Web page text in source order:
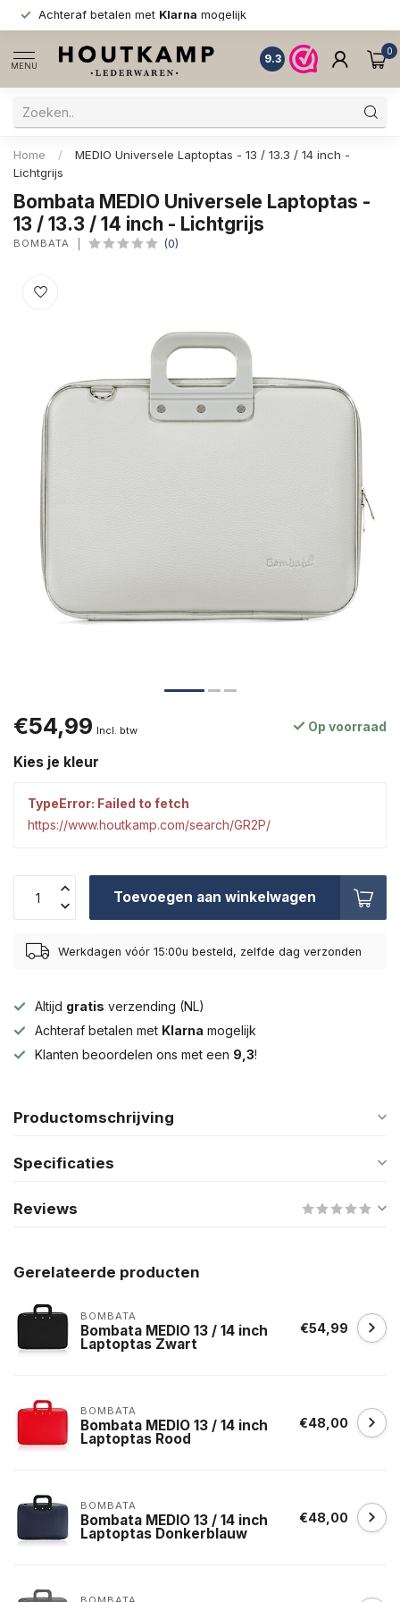
Achteraf betalen met Klarna mogelijk
MENU
9.3
0
Home /
MEDIO Universele Laptoptas - 13 / 13.3 / 14 inch -
Lichtgrijs
Bombata MEDIO Universele Laptoptas -
13 / 13.3 / 14 inch - Lichtgrijs
BOMBATA (0)
€54,99 Incl. btw Op voorraad
Kies je kleur
TypeError: Failed to fetch
https://www.houtkamp.com/search/GR2P/
Toevoegen aan winkelwagen
Werkdagen vóór 15:00u besteld, zelfde dag verzonden
Altijd gratis verzending (NL)
Achteraf betalen met Klarna mogelijk
Klanten beoordelen ons met een 9,3!
Productomschrijving
Specificaties
Reviews
Gerelateerde producten
BOMBATA
Bombata MEDIO 13 / 14 inch
Laptoptas Zwart
€54,99
BOMBATA
Bombata MEDIO 13 / 14 inch
Laptoptas Rood
€48,00
BOMBATA
Bombata MEDIO 13 / 14 inch
Laptoptas Donkerblauw
€48,00